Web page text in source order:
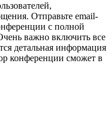
Отправьте email-
с полной
важно включить все
детальная информация
конференции сможет в